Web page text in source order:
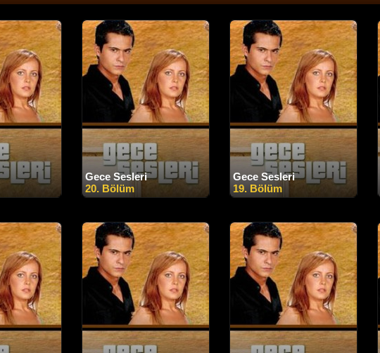
Gece Sesleri
20. Bölüm
Gece Sesleri
19. Bölüm